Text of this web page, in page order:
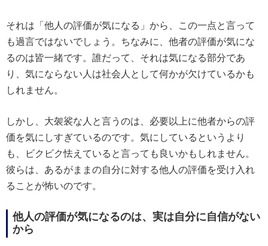
それは「他人の評価が気になる」から、この一点と言って
も過言ではないでしょう。ちなみに、他者の評価が気にな
るのは皆一緒です。誰だって、それは気になる部分であ
り、気にならない人は社会人として何かが欠けているかも
しれません。
しかし、大袈裟な人と言うのは、必要以上に他者からの評
価を気にしすぎているのです。気にしているというより
も、ビクビク怯えていると言っても良いかもしれません。
彼らは、あるがままの自分に対する他人の評価を受け入れ
ることが怖いのです。
他人の評価が気になるのは、実は自分に自信がない
から